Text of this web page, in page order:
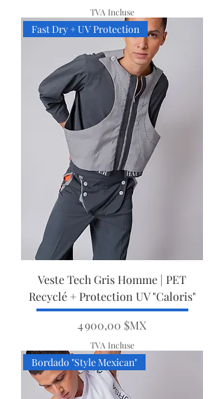
TVA Incluse
Fast Dry + UV Protection
Veste Tech Gris Homme | PET
Recyclé + Protection UV "Caloris"
Prix
4 900,00 $MX
TVA Incluse
Bordado "Style Mexican"